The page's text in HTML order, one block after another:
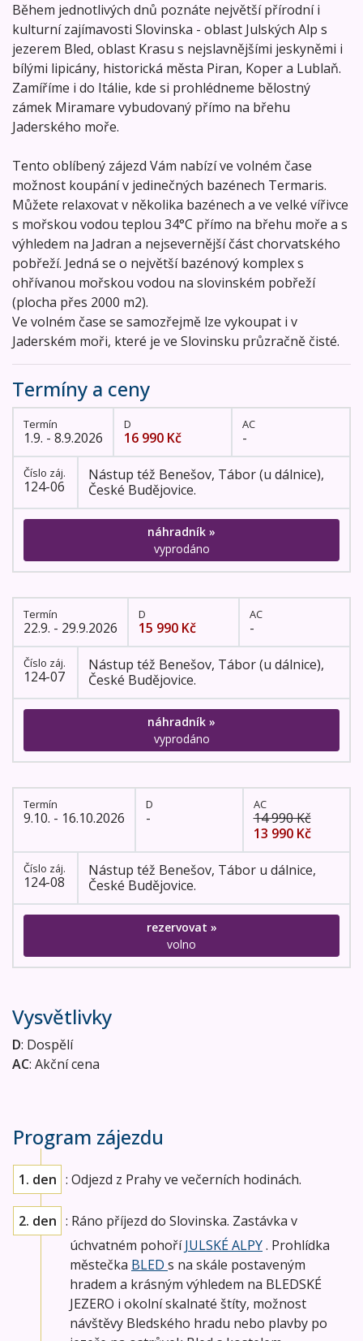
Během jednotlivých dnů poznáte největší přírodní i
kulturní zajímavosti Slovinska - oblast Julských Alp s
jezerem Bled, oblast Krasu s nejslavnějšími jeskyněmi i
bílými lipicány, historická města Piran, Koper a Lublaň.
Zamíříme i do Itálie, kde si prohlédneme bělostný
zámek Miramare vybudovaný přímo na břehu
Jaderského moře.
Tento oblíbený zájezd Vám nabízí ve volném čase
možnost koupání v jedinečných bazénech Termaris.
Můžete relaxovat v několika bazénech a ve velké vířivce
s mořskou vodou teplou 34°C přímo na břehu moře a s
výhledem na Jadran a nejsevernější část chorvatského
pobřeží. Jedná se o největší bazénový komplex s
ohřívanou mořskou vodou na slovinském pobřeží
(plocha přes 2000 m2).
Ve volném čase se samozřejmě lze vykoupat i v
Jaderském moři, které je ve Slovinsku průzračně čisté.
Termíny a ceny
Číslo záj.
124-06
Termín
1.9. - 8.9.2026
D
16 990 Kč
AC
-
Nástup též Benešov, Tábor (u dálnice),
České Budějovice.
náhradník »
vyprodáno
Číslo záj.
124-07
Termín
22.9. - 29.9.2026
D
15 990 Kč
AC
-
Nástup též Benešov, Tábor (u dálnice),
České Budějovice.
náhradník »
vyprodáno
Číslo záj.
124-08
Termín
9.10. - 16.10.2026
D
-
AC
14 990 Kč
13 990 Kč
Nástup též Benešov, Tábor u dálnice,
České Budějovice.
rezervovat »
volno
Vysvětlivky
D: Dospělí
AC: Akční cena
Program zájezdu
1. den : Odjezd z Prahy ve večerních hodinách.
2. den : Ráno příjezd do Slovinska. Zastávka v
úchvatném pohoříJULSKÉ ALPY. Prohlídka
městečka BLED s na skále postaveným
hradem a krásným výhledem na BLEDSKÉ
JEZERO i okolní skalnaté štíty, možnost
návštěvy Bledského hradu nebo plavby po